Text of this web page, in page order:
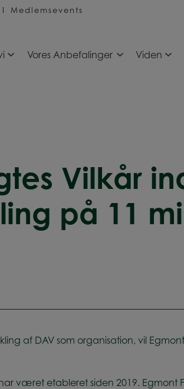
Medlemsevents
Vores Anbefalinger Viden
Vilkår
på 11
af DAV som organisation, vil
været etableret siden 2019. Egmont